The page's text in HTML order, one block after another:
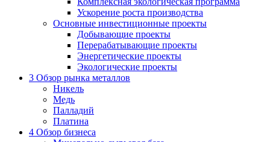
Ускорение роста производства
Основные инвестиционные проекты
Добывающие проекты
Перерабатывающие проекты
Энергетические проекты
Экологические проекты
3 Обзор рынка металлов
Никель
Медь
Палладий
Платина
4 Обзор бизнеса